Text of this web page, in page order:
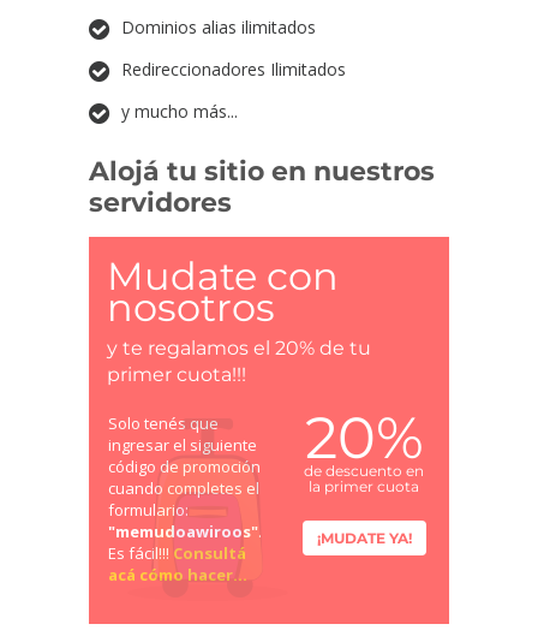
Dominios alias ilimitados
Redireccionadores Ilimitados
y mucho más...
Alojá tu sitio en nuestros
servidores
Mudate con
nosotros
y te regalamos el 20% de tu
primer cuota!!!
Solo tenés que
ingresar el siguiente
código de promoción
cuando completes el
formulario:
"memudoawiroos".
Es fácil!!! Consultá
acá cómo hacer...
20%
de descuento en
la primer cuota
¡MUDATE YA!